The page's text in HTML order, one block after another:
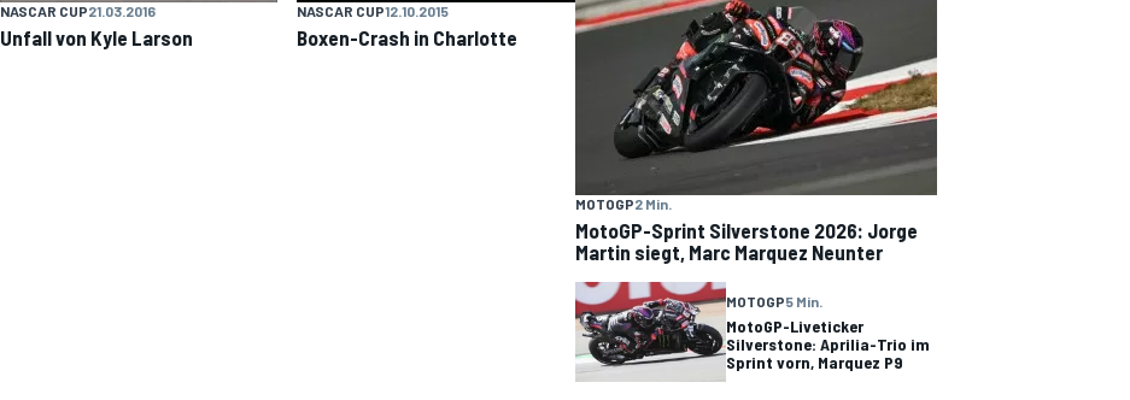
NASCAR CUP21.03.2016
Unfall von Kyle Larson
NASCAR CUP12.10.2015
Boxen-Crash in Charlotte
MOTOGP2 Min.
MotoGP-Sprint Silverstone 2026: Jorge
Martin siegt, Marc Marquez Neunter
MOTOGP5 Min.
MotoGP-Liveticker
Silverstone: Aprilia-Trio im
Sprint vorn, Marquez P9